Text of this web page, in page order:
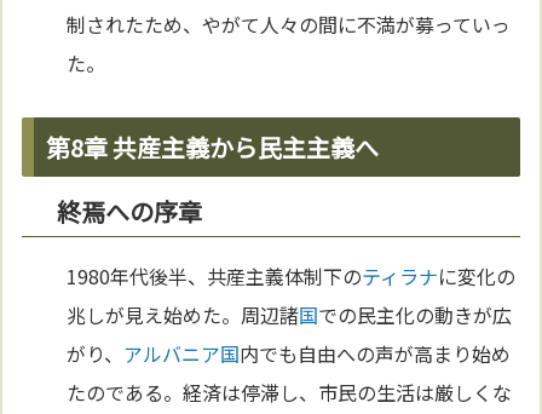
制されたため、やがて人々の間に不満が募っていっ
た。
第8章 共産主義から民主主義へ
終焉への序章
1980年代後半、共産主義体制下のティラナに変化の
兆しが見え始めた。周辺諸国での民主化の動きが広
がり、 アルバニア国内でも自由への声が高まり始め
たのである。経済は停滞し、市民の生活は厳しくな